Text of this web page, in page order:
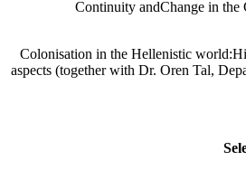
Continuity andChange in the
Colonisation in the Hellenistic
aspects (together with Dr. Oren Tal,